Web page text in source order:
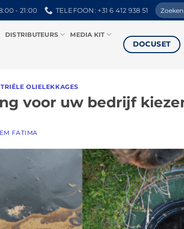
- 21:00 TELEFOON: +31 6 412 938 51
Zoeken
naar:
DISTRIBUTEURS MEDIA KIT
DOCUSET
OLIELEKKAGES
voor uw bedrijf
FATIMA